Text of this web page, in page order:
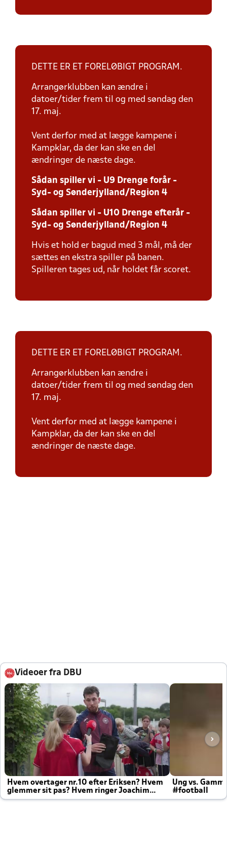
DETTE ER ET FORELØBIGT PROGRAM.
Arrangørklubben kan ændre i
datoer/tider frem til og med søndag den
17. maj.
Vent derfor med at lægge kampene i
Kampklar, da der kan ske en del
ændringer de næste dage.
Sådan spiller vi - U9 Drenge forår -
Syd- og Sønderjylland/Region 4
Sådan spiller vi - U10 Drenge efterår -
Syd- og Sønderjylland/Region 4
Hvis et hold er bagud med 3 mål, må der
sættes en ekstra spiller på banen.
Spilleren tages ud, når holdet får scoret.
DETTE ER ET FORELØBIGT PROGRAM.
Arrangørklubben kan ændre i
datoer/tider frem til og med søndag den
17. maj.
Vent derfor med at lægge kampene i
Kampklar, da der kan ske en del
ændringer de næste dage.
Videoer fra DBU
Hvem overtager nr.10 efter Eriksen? Hvem
glemmer sit pas? Hvem ringer Joachim
altid til efter kampe?
Ung vs.
#football